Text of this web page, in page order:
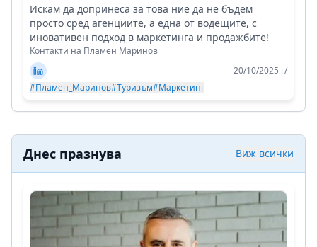
Искам да допринеса за това ние да не бъдем
просто сред агенциите, а една от водещите, с
иновативен подход в маркетинга и продажбите!
Контакти на Пламен Маринов
20/10/2025 г/
#Пламен_Маринов#Туризъм#Маркетинг
Днес празнува Виж всички